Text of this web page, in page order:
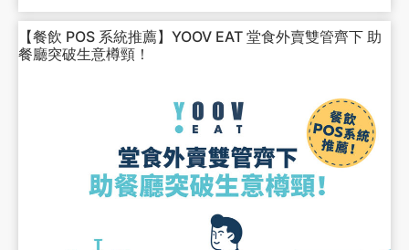
【餐飲 POS 系統推薦】YOOV EAT 堂食外賣雙管齊下 助
餐廳突破生意樽頸！